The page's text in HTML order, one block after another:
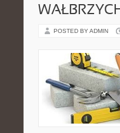
POSTED BY ADMIN